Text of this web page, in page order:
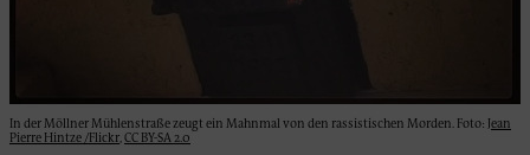
In der Möllner Mühlenstraße zeugt ein Mahnmal von den rassistischen Morden. Foto: Jean
Pierre Hintze /Flickr,CC BY-SA 2.0